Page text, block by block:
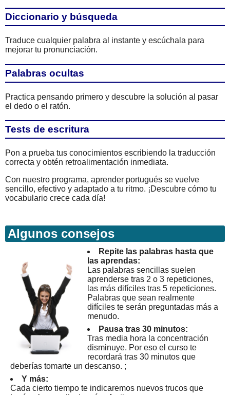
Diccionario y búsqueda
Traduce cualquier palabra al instante y escúchala para
mejorar tu pronunciación.
Palabras ocultas
Practica pensando primero y descubre la solución al pasar
el dedo o el ratón.
Tests de escritura
Pon a prueba tus conocimientos escribiendo la traducción
correcta y obtén retroalimentación inmediata.
Con nuestro programa, aprender portugués se vuelve
sencillo, efectivo y adaptado a tu ritmo. ¡Descubre cómo tu
vocabulario crece cada día!
Algunos consejos
Repite las palabras hasta que
las aprendas:
Las palabras sencillas suelen
aprenderse tras 2 o 3 repeticiones,
las más difíciles tras 5 repeticiones.
Palabras que sean realmente
difíciles te serán preguntadas más a
menudo.
Pausa tras 30 minutos:
Tras media hora la concentración
disminuye. Por eso el curso te
recordará tras 30 minutos que
deberías tomarte un descanso. ;
Y más:
Cada cierto tiempo te indicaremos nuevos trucos que